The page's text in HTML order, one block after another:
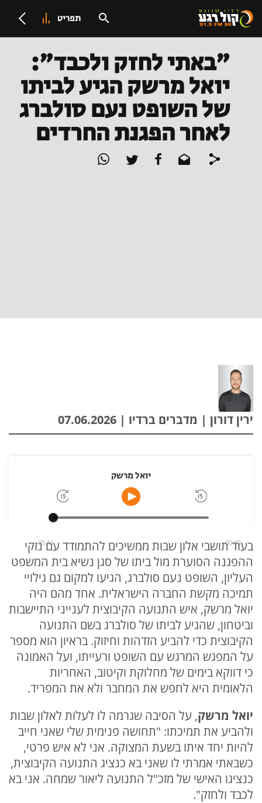
תפריט
"באתי לחזק ולכבד":
יואל מרשק הגיע לביתו
של השופט נעם סולברג
לאחר הפגנת החרדים
ירין דורון | מדברים ברדיו | 07.06.2026
יואל מרשק
00:00
05:31
בעוד תושבי אלון שבות ממשיכים להתמודד עם נזקי
ההפגנה הסוערת מול ביתו של סגן נשיא בית המשפט
העליון, השופט נעם סולברג, הגיעו למקום גם גילויי
תמיכה מקשת החברה הישראלית. אחד מהם היה
יואל מרשק, איש התנועה הקיבוצית לענייני התיישבות
וביטחון, שהגיע לביתו של סולברג בשם התנועה
הקיבוצית כדי להביע הזדהות וחיזוק. בראיון הוא מספר
על המפגש המרגש עם השופט ורעייתו, ועל האמונה
כי דווקא בימים של מחלוקת וקיטוב, האחריות
הלאומית היא לחפש את המחבר ולא את המפריד.
יואל מרשק, על הסיבה שגרמה לו לעלות לאלון שבות
ולהביע את תמיכתו: "תחושה פנימית שלי שאני חייב
להיות יחד איתו בשעת המצוקה. אני לא איש פרטי,
כשבאתי אמרתי לו שאני בא כנציג התנועה הקיבוצית,
כנציגו האישי של מזכ"ל התנועה ליאור שמחה. אני בא
לכבד ולחזק".